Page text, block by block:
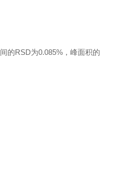
的RSD为0.085%，峰面积的